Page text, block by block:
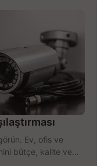
Ev, ofis ve
bütçe, kalite ve